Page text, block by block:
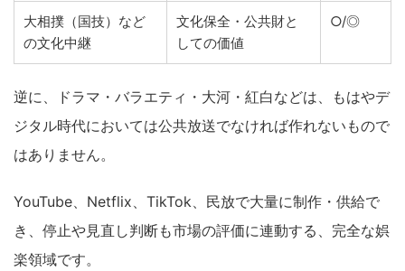
大相撲（国技）など
の文化中継
文化保全・公共財と
しての価値
○/◎
逆に、ドラマ・バラエティ・大河・紅白などは、もはやデ
ジタル時代においては公共放送でなければ作れないもので
はありません。
YouTube、Netflix、TikTok、民放で大量に制作・供給で
き、停止や見直し判断も市場の評価に連動する、完全な娯
楽領域です。